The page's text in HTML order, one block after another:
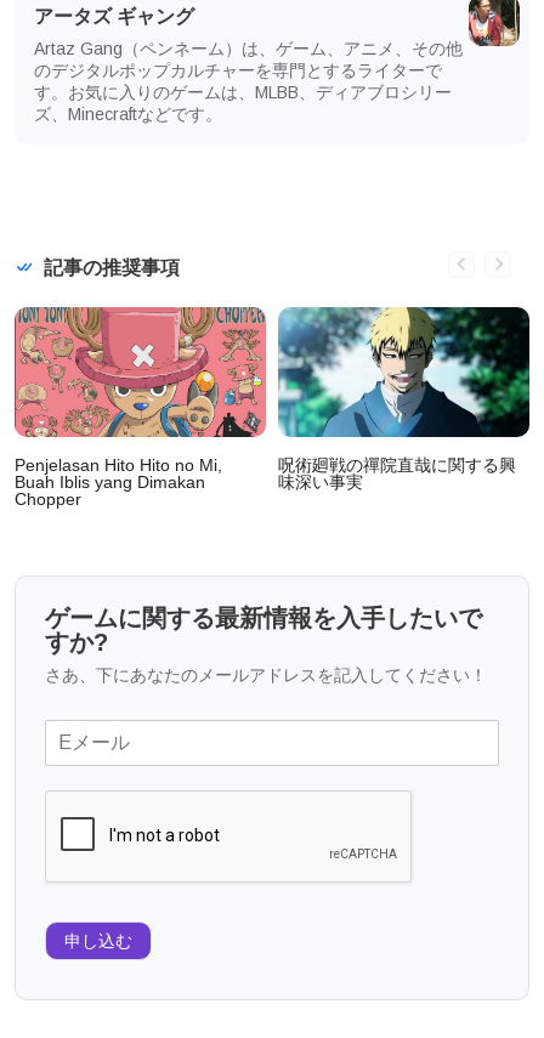
アータズ ギャング
Artaz Gang（ペンネーム）は、ゲーム、アニメ、その他
のデジタルポップカルチャーを専門とするライターで
す。お気に入りのゲームは、MLBB、ディアブロシリー
ズ、Minecraftなどです。
記事の推奨事項
Penjelasan Hito Hito no Mi,
Buah Iblis yang Dimakan
Chopper
呪術廻戦の禪院直哉に関する興
味深い事実
ゲームに関する最新情報を入手したいで
すか?
さあ、下にあなたのメールアドレスを記入してください！
申し込む